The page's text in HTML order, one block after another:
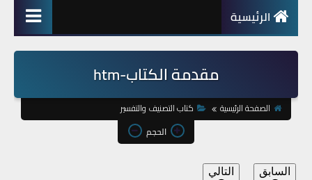
الرئيسية
مقدمة الكتاب-htm
الصفحة الرئيسية
كتاب التصنيف والتفسير
الحجم
السابق التالي